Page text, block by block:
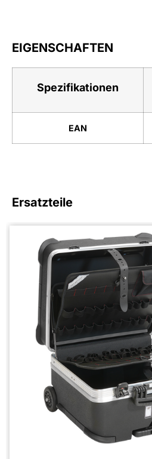
EIGENSCHAFTEN
Spezifikationen
EAN
Ersatzteile